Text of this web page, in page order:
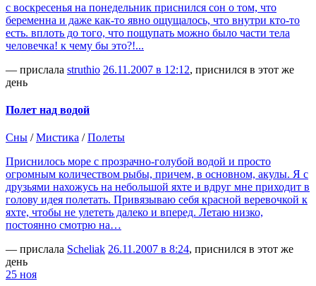
с воскресенья на понедельник приснился сон о том, что
беременна и даже как-то явно ощущалось, что внутри кто-то
есть. вплоть до того, что пощупать можно было части тела
человечка! к чему бы это?!...
— прислала struthio 26.11.2007 в 12:12, приснился в этот же
день
Полет над водой
Сны /Мистика /Полеты
Приснилось море с прозрачно-голубой водой и просто
огромным количеством рыбы, причем, в основном, акулы. Я с
друзьями нахожусь на небольшой яхте и вдруг мне приходит в
голову идея полетать. Привязываю себя красной веревочкой к
яхте, чтобы не улететь далеко и вперед. Летаю низко,
постоянно смотрю на…
— прислала Scheliak 26.11.2007 в 8:24, приснился в этот же
день
25 ноя